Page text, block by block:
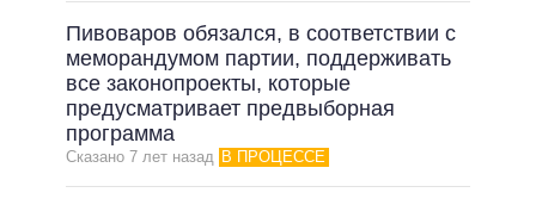
Пивоваров обязался, в соответствии с
меморандумом партии, поддерживать
все законопроекты, которые
предусматривает предвыборная
программа
Сказано 7 лет назад В ПРОЦЕССЕ